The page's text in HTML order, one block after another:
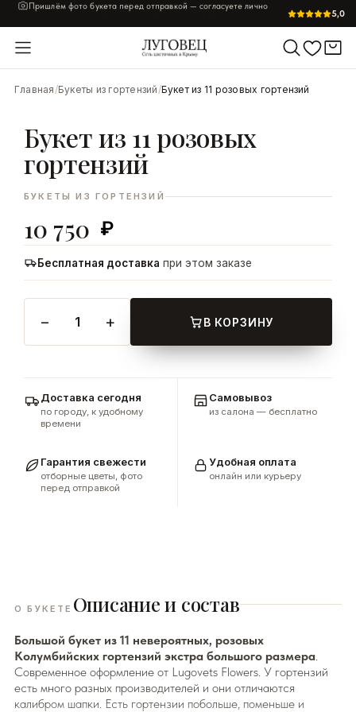
Пришлём фото букета перед отправкой — согласуете лично
5,0
Главная/Букеты из гортензий/Букет из 11 розовых гортензий
Букет из 11 розовых
гортензий
БУКЕТЫ ИЗ ГОРТЕНЗИЙ
10 750 ₽
Бесплатная доставка при этом заказе
− 1 + В КОРЗИНУ
Доставка сегодня
по городу, к удобному
времени
Самовывоз
из салона — бесплатно
Гарантия свежести
отборные цветы, фото
перед отправкой
Удобная оплата
онлайн или курьеру
О БУКЕТЕ Описание и состав
Большой букет из 11 невероятных, розовых
Колумбийских гортензий экстра большого размера.
Современное оформление от Lugovets Flowers. У гортензий
есть много разных производителей и они отличаются
калибром шапки. Есть гортензии побольше, поменьше и